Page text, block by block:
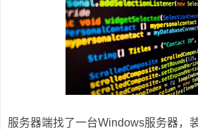
服务器端找了一台Windows服务器，